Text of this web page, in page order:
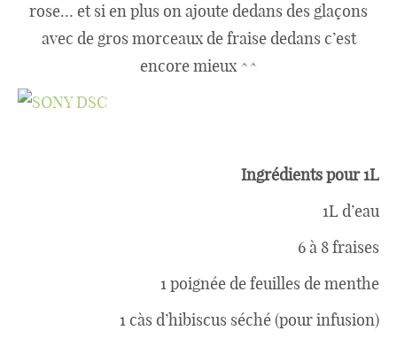
rose… et si en plus on ajoute dedans des glaçons
avec de gros morceaux de fraise dedans c’est
encore mieux ^^
Ingrédients pour 1L
1L d’eau
6 à 8 fraises
1 poignée de feuilles de menthe
1 càs d’hibiscus séché (pour infusion)